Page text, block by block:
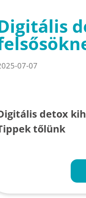
07-07
detox
tőlünk